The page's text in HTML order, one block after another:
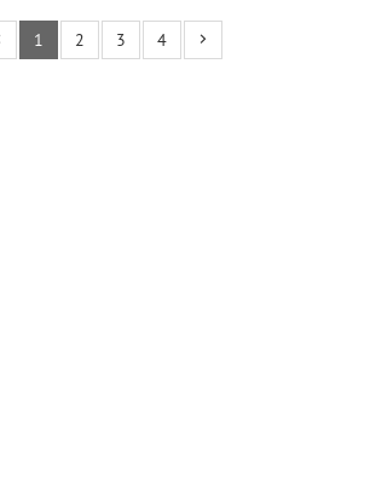
1 2 3 4